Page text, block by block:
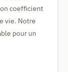
coefficient
vie. Notre
pour un